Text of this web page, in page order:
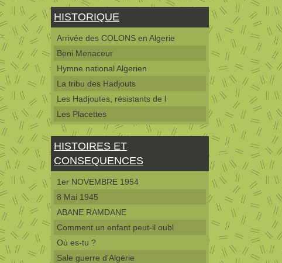
HISTORIQUE
Arrivée des COLONS en Algerie
Beni Menaceur
Hymne national Algerien
La tribu des Hadjouts
Les Hadjoutes, résistants de l
Les Placettes
HISTOIRES ET
CONSEQUENCES
1er NOVEMBRE 1954
8 Mai 1945
ABANE RAMDANE
Comment un enfant peut-il oubl
Où es-tu ?
Sale guerre d'Algérie